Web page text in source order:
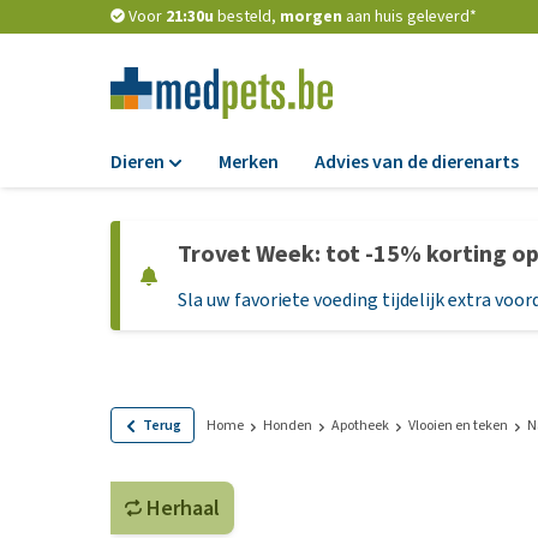
Voor 21:30u besteld, morgen aan huis geleverd*
Dieren
Hondenbrokken
Natvoer
Graanvrij
Merken Advies van de dierenarts
Trovet Week: tot -15% korting
Sla uw favoriete voeding tijdelijk extra
Terug Home Honden Apotheek Vlooien en teken
Herhaal